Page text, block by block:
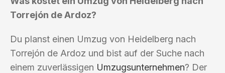
Torrejón de Ardoz?
Du planst einen Umzug von Heidelberg nach
Torrejón de Ardoz und bist auf der Suche nach
einem zuverlässigen Umzugsunternehmen? Der